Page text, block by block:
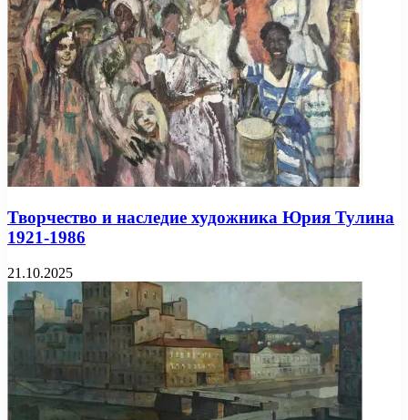
Творчество и наследие художника Юрия Тулина
1921-1986
21.10.2025